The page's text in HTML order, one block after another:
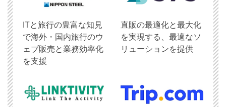
ITと旅行の豊富な知見
で海外・国内旅行のウ
ェブ販売と業務効率化
を支援
直販の最適化と最大化
を実現する、最適なソ
リューションを提供